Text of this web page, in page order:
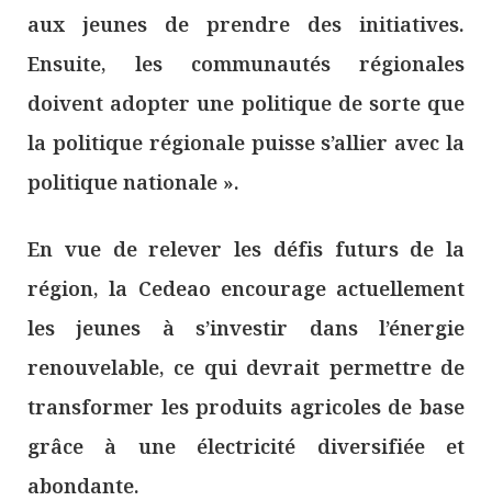
aux jeunes de prendre des initiatives.
Ensuite, les communautés régionales
doivent adopter une politique de sorte que
la politique régionale puisse s’allier avec la
politique nationale ».
En vue de relever les défis futurs de la
région, la Cedeao encourage actuellement
les jeunes à s’investir dans l’énergie
renouvelable, ce qui devrait permettre de
transformer les produits agricoles de base
grâce à une électricité diversifiée et
abondante.